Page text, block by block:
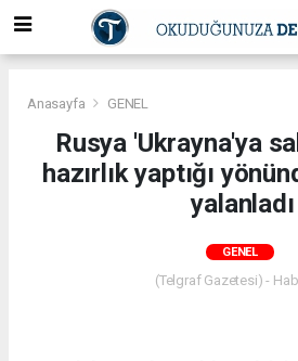
Anasayfa GENEL
Rusya 'Ukrayna'ya
hazırlık yaptığı
yalanladı
GENEL
(Telgraf Gazetesi) -